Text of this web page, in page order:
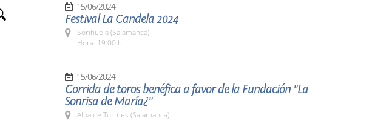
15/06/2024
Festival La Candela 2024
Sorihuela (Salamanca)
Hora: 19:00 h.
15/06/2024
Corrida de toros benéfica a favor de la Fundación "La
Sonrisa de María¿"
Alba de Tormes (Salamanca)